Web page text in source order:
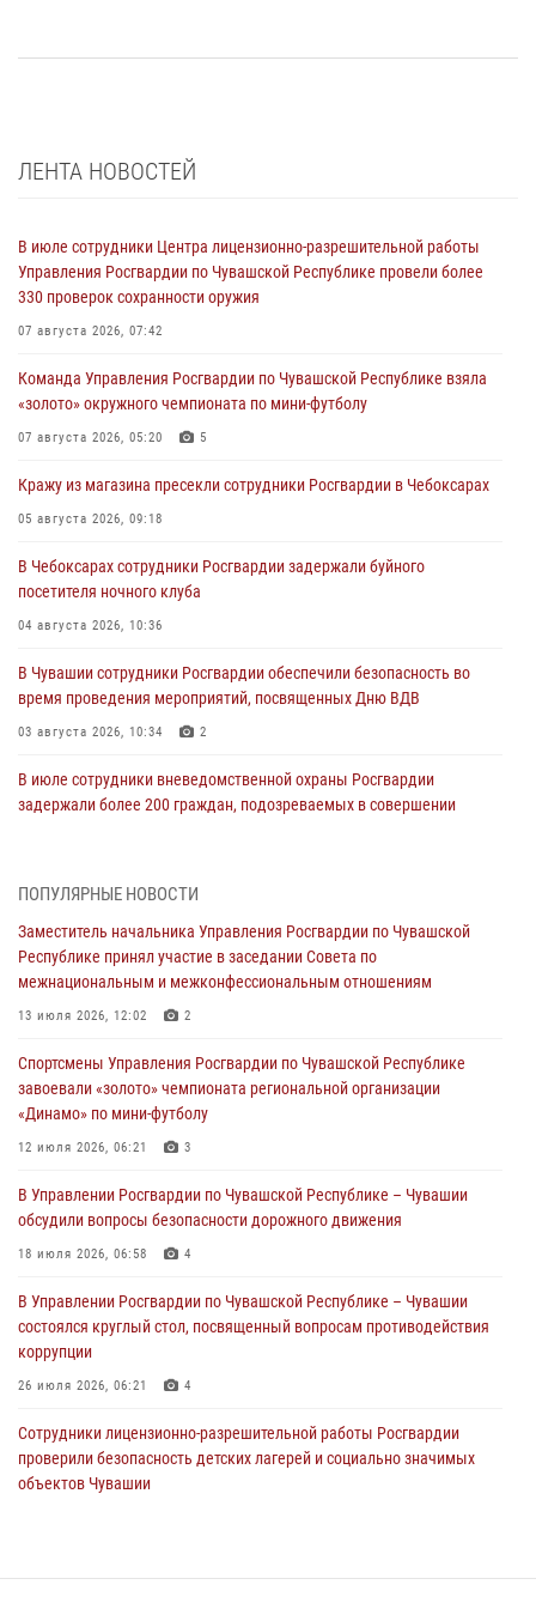
ЛЕНТА НОВОСТЕЙ
В июле сотрудники Центра лицензионно-разрешительной работы
Управления Росгвардии по Чувашской Республике провели более
330 проверок сохранности оружия
07 августа 2026, 07:42
Команда Управления Росгвардии по Чувашской Республике взяла
«золото» окружного чемпионата по мини-футболу
07 августа 2026, 05:20 5
Кражу из магазина пресекли сотрудники Росгвардии в Чебоксарах
05 августа 2026, 09:18
В Чебоксарах сотрудники Росгвардии задержали буйного
посетителя ночного клуба
04 августа 2026, 10:36
В Чувашии сотрудники Росгвардии обеспечили безопасность во
время проведения мероприятий, посвященных Дню ВДВ
03 августа 2026, 10:34 2
В июле сотрудники вневедомственной охраны Росгвардии
задержали более 200 граждан, подозреваемых в совершении
мировой войне 1914-1918 годов
01 августа 2026, 07:19
В Ядрине сотрудники Росгвардии задержали подозреваемого в
01 августа 2026, 06:12
1 августа – День дежурной службы войск национальной гвардии
Российской Федерации
Директор Росгвардии Герой России генерал армии Виктор Золотов
поздравил специалистов подразделений тыла с профессиональным
01 августа 2026, 00:01
ПОПУЛЯРНЫЕ НОВОСТИ
Заместитель начальника Управления Росгвардии по Чувашской
Республике принял участие в заседании Совета по
межнациональным и межконфессиональным отношениям
13 июля 2026, 12:02 2
Спортсмены Управления Росгвардии по Чувашской Республике
завоевали «золото» чемпионата региональной организации
«Динамо» по мини-футболу
12 июля 2026, 06:21 3
В Управлении Росгвардии по Чувашской Республике – Чувашии
обсудили вопросы безопасности дорожного движения
18 июля 2026, 06:58 4
В Управлении Росгвардии по Чувашской Республике – Чувашии
состоялся круглый стол, посвященный вопросам противодействия
коррупции
26 июля 2026, 06:21 4
Сотрудники лицензионно-разрешительной работы Росгвардии
проверили безопасность детских лагерей и социально значимых
объектов Чувашии